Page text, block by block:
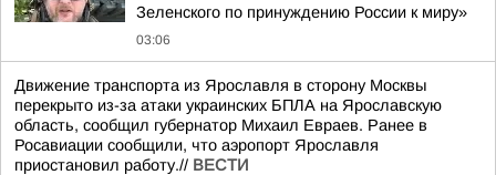
Зеленского по принуждению России к миру»
03:06
Движение транспорта из Ярославля в сторону Москвы
перекрыто из-за атаки украинских БПЛА на Ярославскую
область, сообщил губернатор Михаил Евраев. Ранее в
Росавиации сообщили, что аэропорт Ярославля
приостановил работу.// ВЕСТИ